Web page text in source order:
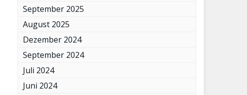
September 2025
August 2025
Dezember 2024
September 2024
Juli 2024
Juni 2024